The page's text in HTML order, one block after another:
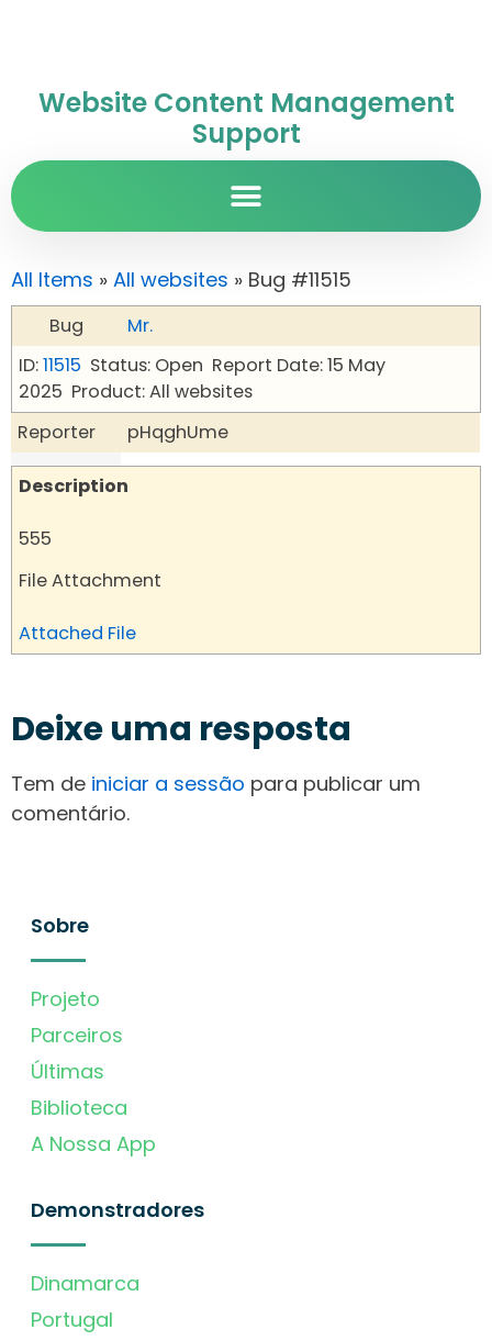
Website Content Management
Support
All Items » All websites » Bug #11515
Bug
Mr.
ID:11515 Status: Open Report Date: 15 May
2025 Product: All websites
Reporter
pHqghUme
Description
555
File Attachment
Attached File
Deixe uma resposta
Tem de iniciar a sessão para publicar um
comentário.
Sobre
Projeto
Parceiros
Últimas
Biblioteca
A Nossa App
Demonstradores
Dinamarca
Portugal